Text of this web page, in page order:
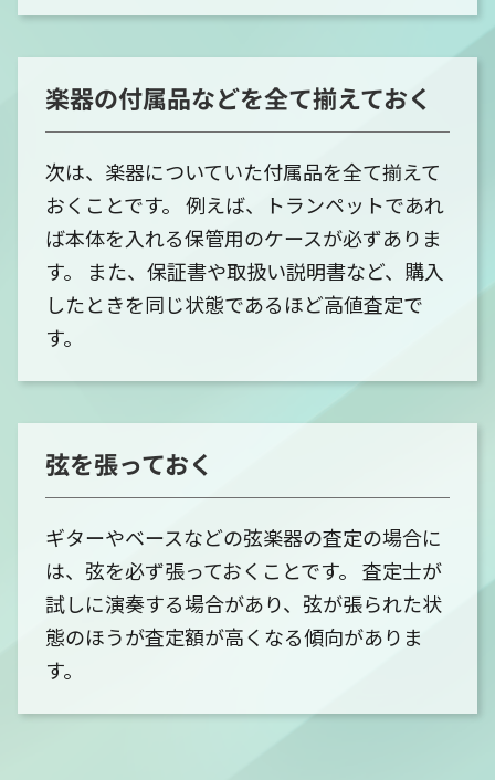
楽器の付属品などを全て揃えておく
次は、楽器についていた付属品を全て揃えて
おくことです。 例えば、トランペットであれ
ば本体を入れる保管用のケースが必ずありま
す。 また、保証書や取扱い説明書など、購入
したときを同じ状態であるほど高値査定で
す。
弦を張っておく
ギターやベースなどの弦楽器の査定の場合に
は、弦を必ず張っておくことです。 査定士が
試しに演奏する場合があり、弦が張られた状
態のほうが査定額が高くなる傾向がありま
す。